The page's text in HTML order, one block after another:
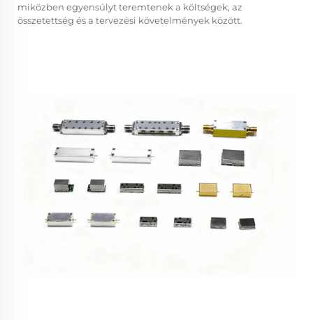
miközben egyensúlyt teremtenek a költségek, az
összetettség és a tervezési követelmények között.